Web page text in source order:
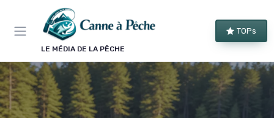
LE MÉDIA DE LA PÊCHE
TOPs
Panneau de gestion des cookies